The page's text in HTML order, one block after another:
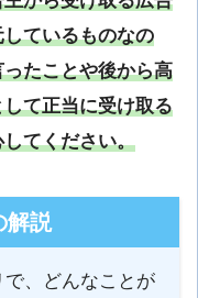
ているものなの
たことや後から高
て正当に受け取る
てください。
解説
、どんなことが